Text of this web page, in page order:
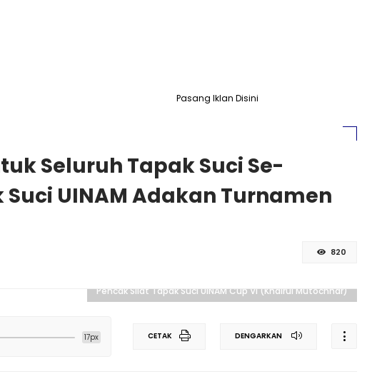
Pasang Iklan Disini
Seluruh Tapak Suci Se-
Suci UINAM Adakan Turnamen
820
Pencak Silat Tapak Suci UINAM Cup VI (Khairul Mutochhar)
17px DENGARKAN
CETAK